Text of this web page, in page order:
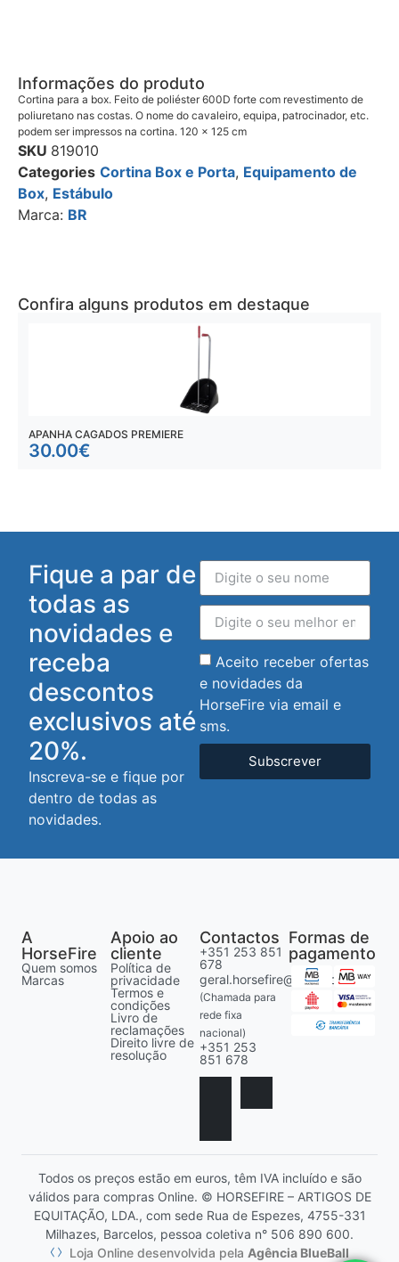
Informações do produto
Cortina para a box. Feito de poliéster 600D forte com revestimento de
poliuretano nas costas. O nome do cavaleiro, equipa, patrocinador, etc.
podem ser impressos na cortina. 120 x 125 cm
SKU 819010
Categories Cortina Box e Porta, Equipamento de
Box, Estábulo
Marca: BR
Confira alguns produtos em destaque
APANHA CAGADOS PREMIERE
30.00€
Fique a par de
todas as
novidades e
receba
descontos
exclusivos até
20%.
Inscreva-se e fique por
dentro de todas as
novidades.
Aceito receber ofertas
e novidades da
HorseFire via email e
sms.
Subscrever
A
HorseFire
Quem somos
Marcas
Apoio ao
cliente
Política de
privacidade
Termos e
condições
Livro de
reclamações
Direito livre de
resolução
Contactos
+351 253 851
678
geral.horsefire@gmail.com
(Chamada para
rede fixa
nacional)
+351 253
851 678
Formas de
pagamento
Todos os preços estão em euros, têm IVA incluído e são
válidos para compras Online. © HORSEFIRE – ARTIGOS DE
EQUITAÇÃO, LDA., com sede Rua de Espezes, 4755-331
Milhazes, Barcelos, pessoa coletiva n° 506 890 600.
Loja Online desenvolvida pela Agência BlueBall